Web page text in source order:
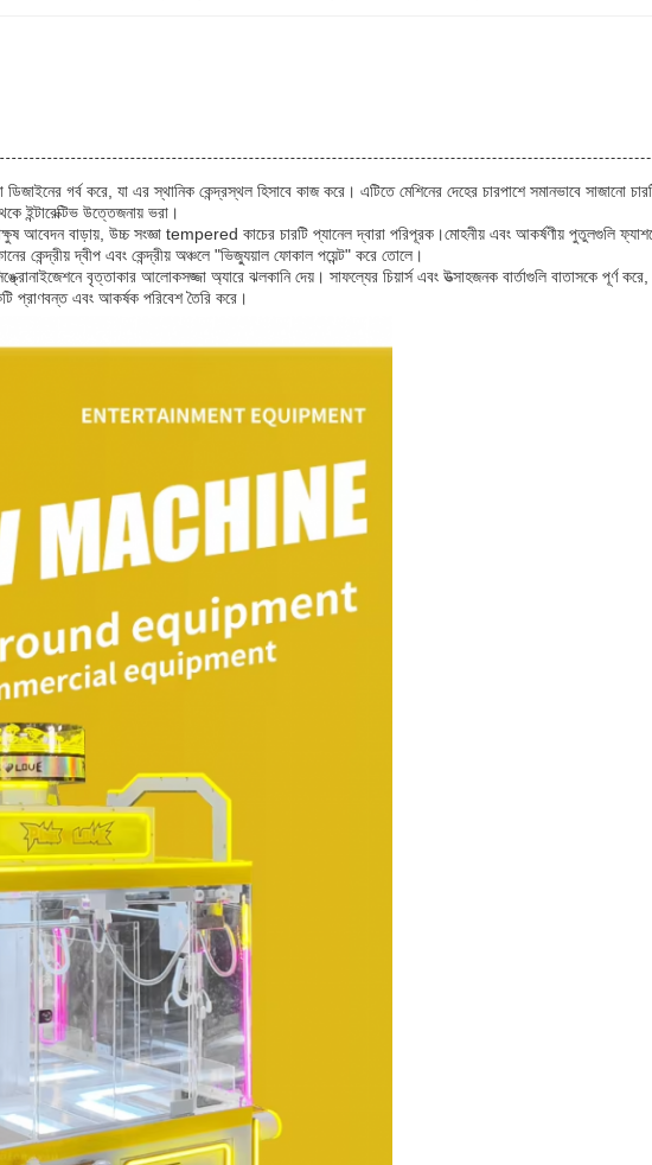
গর্ব করে, যা এর স্থানিক কেন্দ্রস্থল হিসাবে কাজ করে। এটিতে মেশিনের দেহের চারপাশে সমানভাবে
ইন্টারেক্টিভ উত্তেজনায় ভরা।
আবেদন বাড়ায়, উচ্চ সংজ্ঞা tempered কাচের চারটি প্যানেল দ্বারা পরিপূরক।মোহনীয় এবং আকর্ষণীয় পুতুলগুলি
কেন্দ্রীয় দ্বীপ এবং কেন্দ্রীয় অঞ্চলে "ভিজ্যুয়াল ফোকাল পয়েন্ট" করে তোলে।
বৃত্তাকার আলোকসজ্জা অ্যারে ঝলকানি দেয়। সাফল্যের চিয়ার্স এবং উত্সাহজনক বার্তাগুলি বাতাসকে পূর্ণ
প্রাণবন্ত এবং আকর্ষক পরিবেশ তৈরি করে।